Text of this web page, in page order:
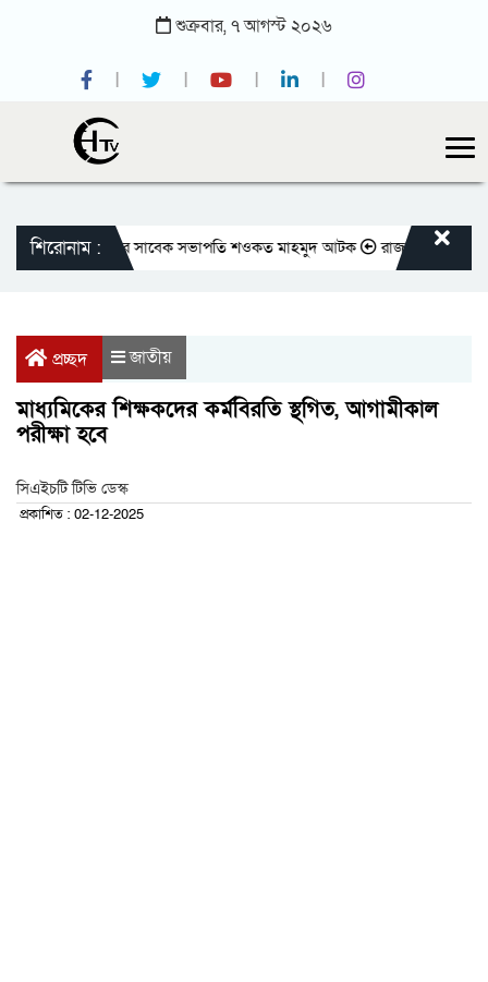
শুক্রবার,৭আগস্ট ২০২৬
শিরোনাম :
প্রেসক্লাবের সাবেক সভাপতি শওকত মাহমুদ আটক রাজবাড়ীতে বীর
প্রচ্ছদ জাতীয়
মাধ্যমিকের শিক্ষকদের কর্মবিরতি স্থগিত, আগামীকাল
পরীক্ষা হবে
সিএইচটি টিভি ডেস্ক
প্রকাশিত : 02-12-2025